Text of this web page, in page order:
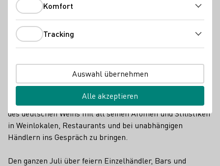
Deutschlands international bekannteste Leitrebsorten
Riesling und Spätburgunder werden in vielen Ländern
immer bekannter. Es ist also an der Zeit, die ganze Vielfalt
des deutschen Weins mit all seinen Aromen und Stilistiken
in Weinlokalen, Restaurants und bei unabhängigen
Händlern ins Gespräch zu bringen.
Den ganzen Juli über feiern Einzelhändler, Bars und
Komfort
Tracking
Auswahl übernehmen
Alle akzeptieren